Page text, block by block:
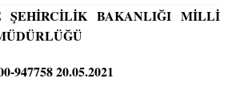
ŞEHİRCİLİK BAKANLIĞI MİLLİ
947758 20.05.2021